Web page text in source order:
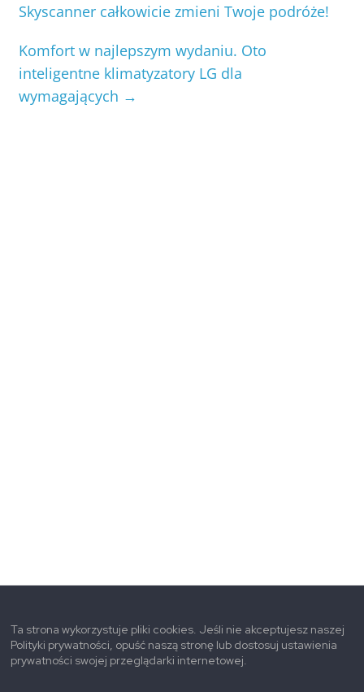
Skyscanner całkowicie zmieni Twoje podróże!
Komfort w najlepszym wydaniu. Oto
inteligentne klimatyzatory LG dla
wymagających →
Ta strona wykorzystuje pliki cookies. Jeśli nie akceptujesz naszej
Polityki prywatności, opuść naszą stronę lub dostosuj ustawienia
prywatności swojej przeglądarki internetowej.